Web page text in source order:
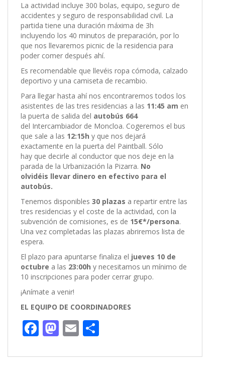
La actividad incluye 300 bolas, equipo, seguro de
accidentes y seguro de responsabilidad civil. La
partida tiene una duración máxima de 3h
incluyendo los 40 minutos de preparación, por lo
que nos llevaremos picnic de la residencia para
poder comer después ahí.
Es recomendable que llevéis ropa cómoda, calzado
deportivo y una camiseta de recambio.
Para llegar hasta ahí nos encontraremos todos los
asistentes de las tres residencias a las 11:45 am en
la puerta de salida del autobús 664
del Intercambiador de Moncloa. Cogeremos el bus
que sale a las 12:15h y que nos dejará
exactamente en la puerta del Paintball. Sólo
hay que decirle al conductor que nos deje en la
parada de la Urbanización la Pizarra. No
olvidéis llevar dinero en efectivo para el
autobús.
Tenemos disponibles 30 plazas a repartir entre las
tres residencias y el coste de la actividad, con la
subvención de comisiones, es de 15€*/persona.
Una vez completadas las plazas abriremos lista de
espera.
El plazo para apuntarse finaliza el jueves 10 de
octubre a las 23:00h y necesitamos un mínimo de
10 inscripciones para poder cerrar grupo.
¡Anímate a venir!
EL EQUIPO DE COORDINADORES
F
e
M
to
E
ai m